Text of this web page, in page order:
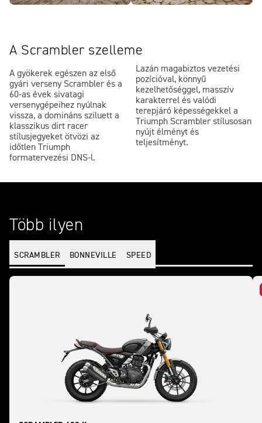
A Scrambler szelleme
A gyökerek egészen az első
gyári verseny Scrambler és a
60-as évek sivatagi
versenygépeihez nyúlnak
vissza, a domináns sziluett a
klasszikus dirt racer
stílusjegyeket ötvözi az
időtlen Triumph
formatervezési DNS-l.
Lazán magabiztos vezetési
pozícióval, könnyű
kezelhetőséggel, masszív
karakterrel és valódi
terepjáró képességekkel a
Triumph Scrambler stílusosan
nyújt élményt és
teljesítményt.
Több ilyen
SCRAMBLER BONNEVILLE SPEED